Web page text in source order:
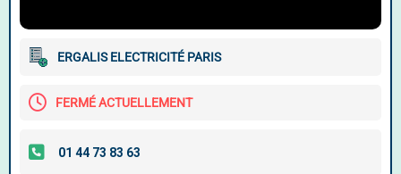
ERGALIS ELECTRICITÉ PARIS
FERMÉ ACTUELLEMENT